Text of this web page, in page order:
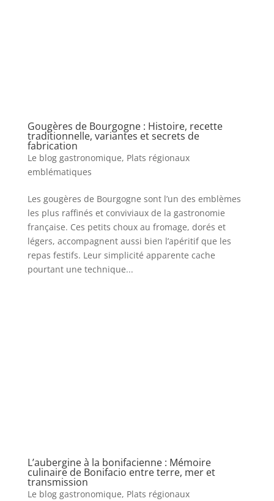
Gougères de Bourgogne : Histoire, recette
traditionnelle, variantes et secrets de
fabrication
Le blog gastronomique, Plats régionaux
emblématiques
Les gougères de Bourgogne sont l’un des emblèmes
les plus raffinés et conviviaux de la gastronomie
française. Ces petits choux au fromage, dorés et
légers, accompagnent aussi bien l’apéritif que les
repas festifs. Leur simplicité apparente cache
pourtant une technique...
L’aubergine à la bonifacienne : Mémoire
culinaire de Bonifacio entre terre, mer et
transmission
Le blog gastronomique, Plats régionaux